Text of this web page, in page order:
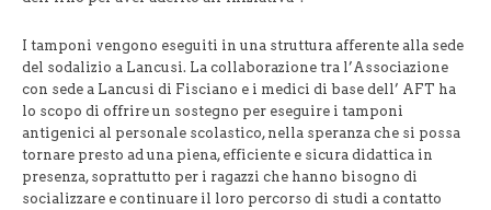
I tamponi vengono eseguiti in una struttura afferente alla sede
del sodalizio a Lancusi. La collaborazione tra l’Associazione
con sede a Lancusi di Fisciano e i medici di base dell’ AFT ha
lo scopo di offrire un sostegno per eseguire i tamponi
antigenici al personale scolastico, nella speranza che si possa
tornare presto ad una piena, efficiente e sicura didattica in
presenza, soprattutto per i ragazzi che hanno bisogno di
socializzare e continuare il loro percorso di studi a contatto